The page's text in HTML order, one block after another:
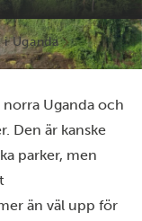
Uganda
Uganda och
Den är kanske
parker, men
än väl upp för